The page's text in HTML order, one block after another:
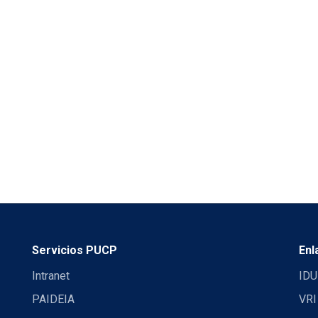
Servicios PUCP
Intranet
PAIDEIA
IDU
VRI